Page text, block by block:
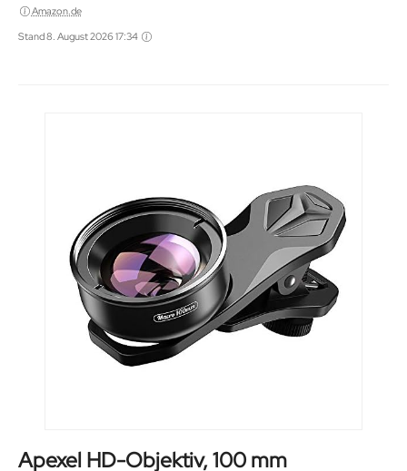
Amazon.de
Stand 8. August 2026 17:34
Apexel HD-Objektiv, 100 mm